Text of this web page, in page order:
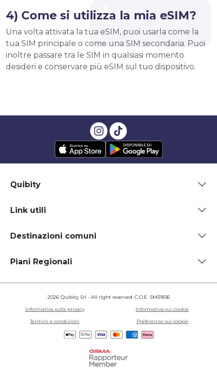
4) Come si utilizza la mia eSIM?
Una volta attivata la tua eSIM, puoi usarla come la
tua SIM principale o come una SIM secondaria. Puoi
inoltre passare tra le SIM in qualsiasi momento
desideri e conservare più eSIM sul tuo dispositivo.
Quibity
Link utili
Destinazioni comuni
Piani Regionali
2026 Quibity Srl - All right reserved. C.O.E. SM31836
Informativa sulla privacy
Informativa sui cookie
Termini e condizioni
Preferenze sui cookie